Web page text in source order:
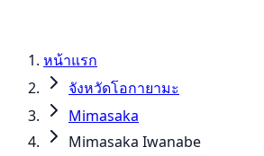
หน้าแรก
จังหวัดโอกายามะ
Mimasaka
Mimasaka Iwanabe